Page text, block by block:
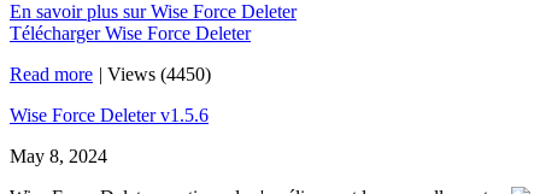
En savoir plus sur Wise Force Deleter
Télécharger Wise Force Deleter
Read more | Views (4450)
Wise Force Deleter v1.5.6
May 8, 2024